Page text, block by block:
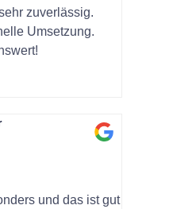
zuverlässig.
Umsetzung.
und das ist gut